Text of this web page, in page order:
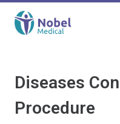
Diseases
Procedure